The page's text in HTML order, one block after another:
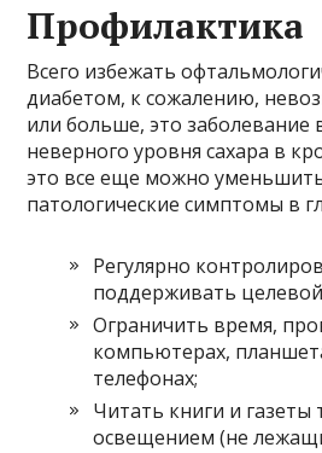
Профилактика
Всего избежать
диабетом, к сожалению,
или больше, это заболевание
неверного уровня сахара в
это все еще можно
патологические симптомы в
Регулярно
поддерживать
Ограничить время,
компьютерах,
телефонах;
Читать книги и
освещением (не